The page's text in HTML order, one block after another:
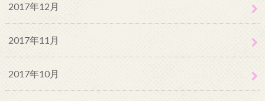
2017年12月
2017年11月
2017年10月